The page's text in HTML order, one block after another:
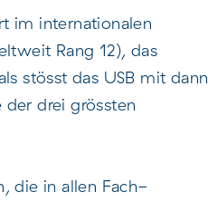
im internationalen
Rang 12), das
stösst das USB mit dann
drei grössten
die in allen Fach-